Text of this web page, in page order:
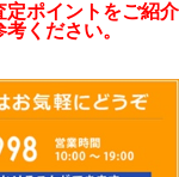
定ポイントをご紹介
ください。